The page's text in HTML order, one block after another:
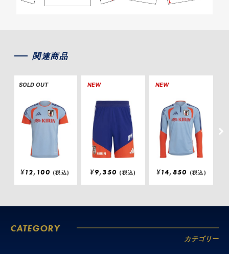
関連商品
SOLD OUT
¥12,100 (税込)
NEW
¥9,350 (税込)
NEW
¥14,850 (税込)
CATEGORY
カテゴリー